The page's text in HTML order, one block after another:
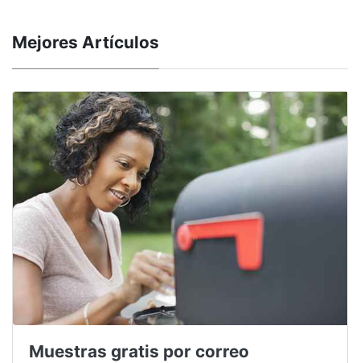
Mejores Artículos
Muestras gratis por correo